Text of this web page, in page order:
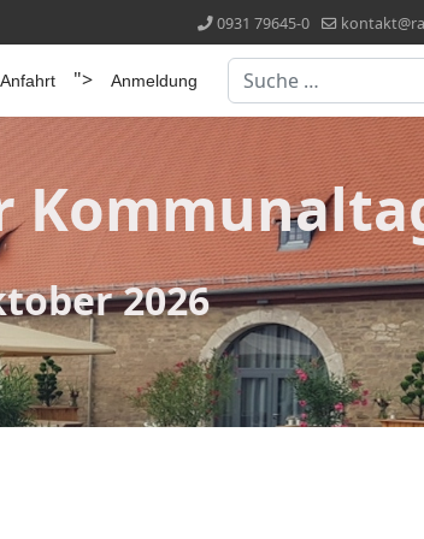
0931 79645-0
Anfahrt "> Anmeldung
Suchen
Type 2 or more
2026